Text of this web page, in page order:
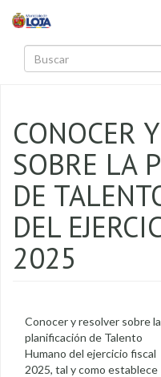
CONOCER
SOBRE LA
DE
DEL
2025
Conocer y resolver sobre la
planificación de Talento
Humano del ejercicio fiscal
2025, tal y como establece